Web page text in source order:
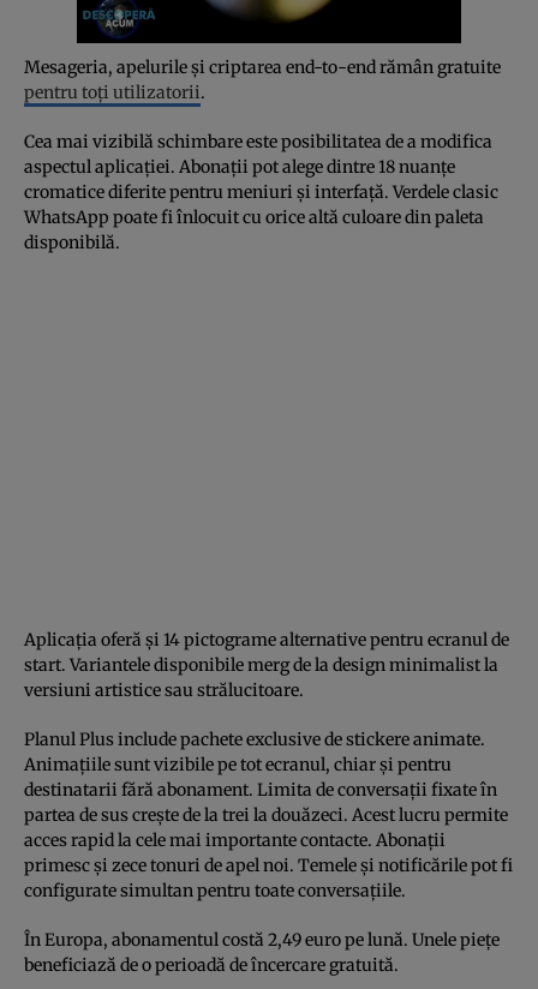
Mesageria, apelurile și criptarea end-to-end rămân gratuite
pentru toți utilizatorii.
Cea mai vizibilă schimbare este posibilitatea de a modifica
aspectul aplicației. Abonații pot alege dintre 18 nuanțe
cromatice diferite pentru meniuri și interfață. Verdele clasic
WhatsApp poate fi înlocuit cu orice altă culoare din paleta
disponibilă.
Aplicația oferă și 14 pictograme alternative pentru ecranul de
start. Variantele disponibile merg de la design minimalist la
versiuni artistice sau strălucitoare.
Planul Plus include pachete exclusive de stickere animate.
Animațiile sunt vizibile pe tot ecranul, chiar și pentru
destinatarii fără abonament. Limita de conversații fixate în
partea de sus crește de la trei la douăzeci. Acest lucru permite
acces rapid la cele mai importante contacte. Abonații
primesc și zece tonuri de apel noi. Temele și notificările pot fi
configurate simultan pentru toate conversațiile.
În Europa, abonamentul costă 2,49 euro pe lună. Unele piețe
beneficiază de o perioadă de încercare gratuită.